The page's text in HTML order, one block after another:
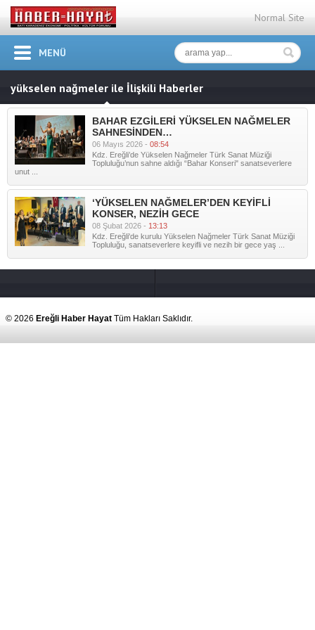
Normal Site
MENÜ
yükselen nağmeler ile İlişkili Haberler
BAHAR EZGİLERİ YÜKSELEN NAĞMELER
SAHNESİNDEN…
06 Mayıs 2026 - 08:54
Kdz. Ereğli’de Yükselen Nağmeler Türk Sanat Müziği
Topluluğu’nun sahne aldığı “Bahar Konseri" sanatseverlere
unut ...
‘YÜKSELEN NAĞMELER’DEN KEYİFLİ
KONSER, NEZİH GECE
08 Şubat 2026 - 13:13
Kdz. Ereğli'de kurulu Yükselen Nağmeler Türk Sanat Müziği
Topluluğu, sanatseverlere keyifli ve nezih bir gece yaş ...
© 2026 Ereğli Haber Hayat Tüm Hakları Saklıdır.